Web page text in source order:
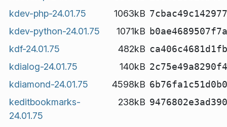
kdev-php-24.01.75
1063kB
kdev-python-24.01.75
1071kB
kdf-24.01.75
482kB
kdialog-24.01.75
140kB
kdiamond-24.01.75
4598kB
keditbookmarks-
24.01.75
238kB